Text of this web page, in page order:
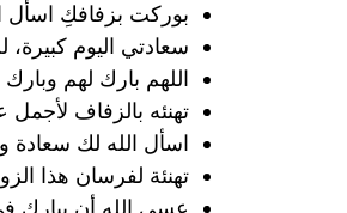
بوركت بزفافكِ اسأل
سعادتي اليوم
اللهم بارك لهم
تهنئه بالزفاف
اسأل الله لك سعادة
تهنئة لفرسان هذا
عسى الله أن يبارك